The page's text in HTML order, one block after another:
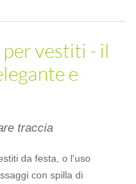
vestiti - il
e
traccia
da festa, o l'uso
con spilla di